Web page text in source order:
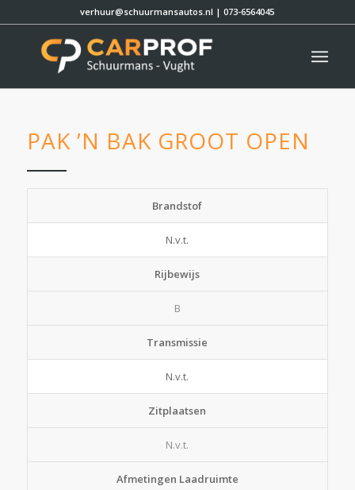
verhuur@schuurmansautos.nl |073-6564045
PAK ’N BAK GROOT OPEN
Brandstof
N.v.t.
Rijbewijs
B
Transmissie
N.v.t.
Zitplaatsen
N.v.t.
Afmetingen Laadruimte